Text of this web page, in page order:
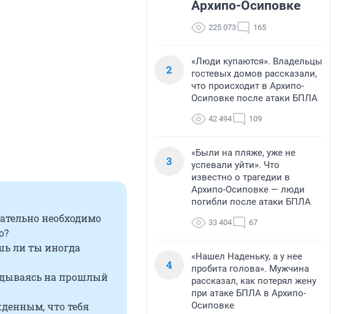
необходимо
ли ты иногда
на прошлый
что тебя
Архипо-Осиповке
225 073 165
2
«Люди купаются». Владельцы
гостевых домов рассказали,
что происходит в Архипо-
Осиповке после атаки БПЛА
42 494 109
3
«Были на пляже, уже не
успевали уйти». Что
известно о трагедии в
Архипо-Осиповке — люди
погибли после атаки БПЛА
33 404 67
4
«Нашел Наденьку, а у нее
пробита голова». Мужчина
рассказал, как потерял жену
при атаке БПЛА в Архипо-
Осиповке